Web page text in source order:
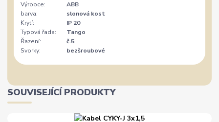
Výrobce:
ABB
barva:
slonová kost
Krytí:
IP 20
Typová řada:
Tango
Řazení:
č.5
Svorky:
bezšroubové
SOUVISEJÍCÍ PRODUKTY